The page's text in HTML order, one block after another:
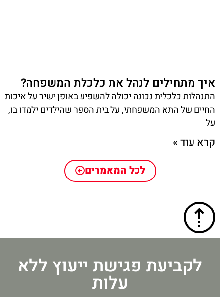
איך מתחילים לנהל את כלכלת המשפחה?
התנהלות כלכלית נכונה יכולה להשפיע באופן ישיר על איכות
החיים של התא המשפחתי, על בית הספר שהילדים ילמדו בו,
על
קרא עוד »
לכל המאמרים
לקביעת פגישת ייעוץ ללא
עלות